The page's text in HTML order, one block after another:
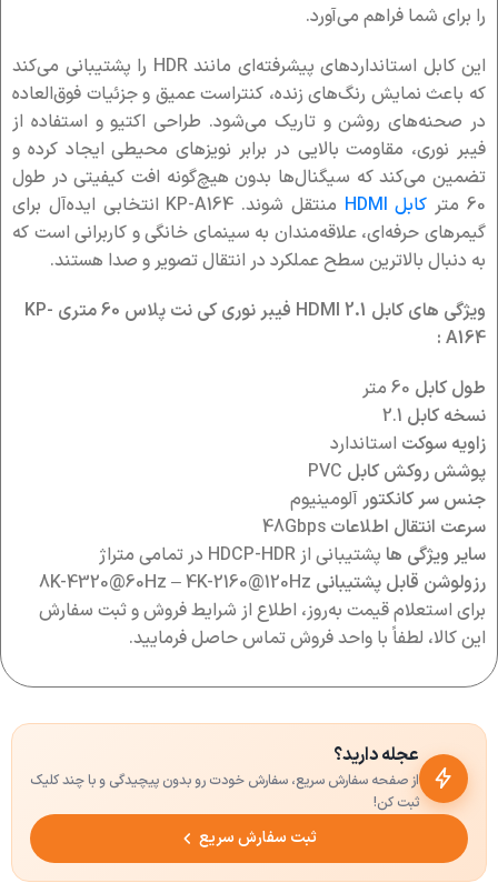
را برای شما فراهم می‌آورد.
این کابل استانداردهای پیشرفته‌ای مانند HDR را پشتیبانی می‌کند
که باعث نمایش رنگ‌های زنده، کنتراست عمیق و جزئیات فوق‌العاده
در صحنه‌های روشن و تاریک می‌شود. طراحی اکتیو و استفاده از
فیبر نوری، مقاومت بالایی در برابر نویزهای محیطی ایجاد کرده و
تضمین می‌کند که سیگنال‌ها بدون هیچ‌گونه افت کیفیتی در طول
60 متر
کابل HDMI
منتقل شوند. KP-A164 انتخابی ایده‌آل برای
گیمرهای حرفه‌ای، علاقه‌مندان به سینمای خانگی و کاربرانی است که
به دنبال بالاترین سطح عملکرد در انتقال تصویر و صدا هستند.
ویژگی های کابل 2.1 HDMI فیبر نوری کی نت پلاس 60 متری KP-
A164 :
طول کابل
نسخه کابل
زاویه سوکت استاندارد
پوشش روکش کابل
جنس سر کانکتورآلومینیوم
سرعت انتقال اطلاعات
سایر ویژگی ها پشتیبانی از HDCP-HDR در تمامی متراژ
رزولوشن قابل پشتیبانی
برای استعلام قیمت به‌روز، اطلاع از شرایط فروش و ثبت سفارش
این کالا، لطفاً با واحد فروش تماس حاصل فرمایید.
عجله دارید؟
از صفحه سفارش سریع، سفارش خودت رو بدون پیچیدگی و با چند کلیک
ثبت کن!
ثبت سفارش سریع